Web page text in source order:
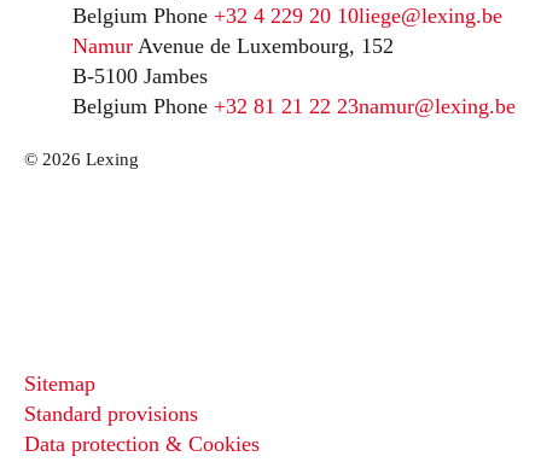
Belgium Phone +32 4 229 20 10liege@lexing.be
Namur Avenue de Luxembourg, 152
B-5100 Jambes
Belgium Phone +32 81 21 22 23namur@lexing.be
© 2026 Lexing
Sitemap
Standard provisions
Data protection & Cookies